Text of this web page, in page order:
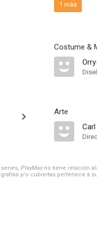
1 más
Costume &
Arte
PlayMax no tiene relación
y/o cubiertas pertenece a